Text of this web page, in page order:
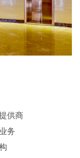
供商
务